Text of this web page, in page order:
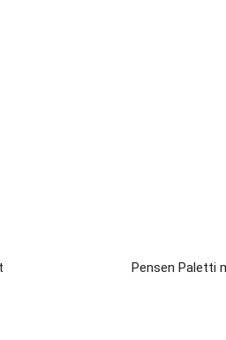
Pensen Paletti